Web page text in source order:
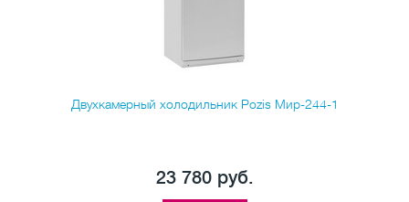
Двухкамерный холодильник Pozis Мир-244-1
23 780 руб.